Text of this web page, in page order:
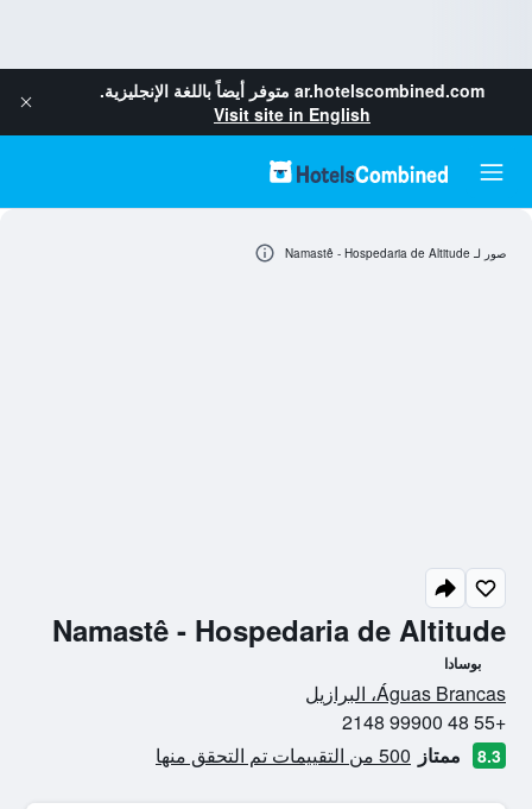
ar.hotelscombined.com متوفر أيضاً باللغة الإنجليزية.
Visit site in English
Namastê - Hospedaria de Altitude
بوسادا
0 نجمة
Águas Brancas، البرازيل
+55 48 99900 2148
8.3 ممتاز 500 من التقييمات تم التحقق منها
صور لـ Namastê - Hospedaria de Altitude